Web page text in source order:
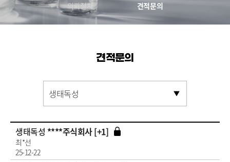
의뢰절차 견적문의
견적문의
생태독성 ****주식회사 [+1]
최*선
25-12-22